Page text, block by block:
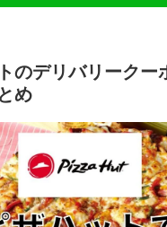
のデリバリークー
め